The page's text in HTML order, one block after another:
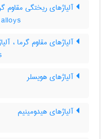
آلیاژهای ریختگی مقاوم
آلیاژهای مقاوم گرما ،
آلیاژهای هویسلر
آلیاژهای هیدومینیم